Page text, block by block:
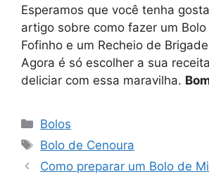
Esperamos que você tenha
artigo sobre como fazer um
Fofinho e um Recheio de
Agora é só escolher a sua
deliciar com essa maravilha.
Categorias
Bolos
Tags
Bolo de Cenoura
Como preparar um Bolo de